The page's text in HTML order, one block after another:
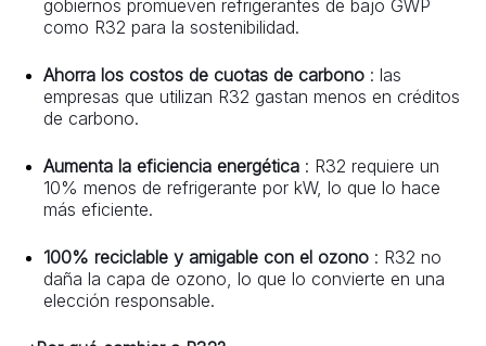
gobiernos promueven refrigerantes de bajo GWP
como R32 para la sostenibilidad.
Ahorra los costos de cuotas de carbono : las
empresas que utilizan R32 gastan menos en créditos
de carbono.
Aumenta la eficiencia energética : R32 requiere un
10% menos de refrigerante por kW, lo que lo hace
más eficiente.
100% reciclable y amigable con el ozono : R32 no
daña la capa de ozono, lo que lo convierte en una
elección responsable.